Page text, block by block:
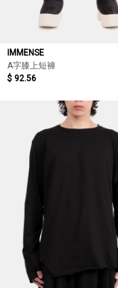
IMMENSE
A字膝上短褲
$ 92.56